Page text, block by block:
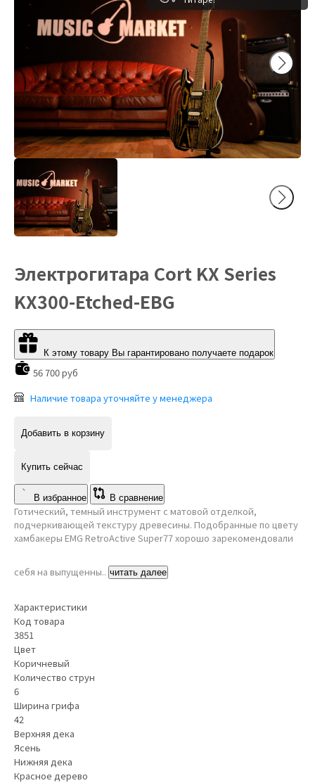
Электрогитара Cort KX Series
KX300-Etched-EBG
К этому товару Вы гарантировано получаете подарок
56 700 руб
Наличие товара уточняйте у менеджера
Добавить в корзину
Купить сейчас
В избранное В сравнение
Готический, темный инструмент с матовой отделкой,
подчеркивающей текстуру древесины. Подобранные по цвету
хамбакеры EMG RetroActive Super77 хорошо зарекомендовали
себя на выпущенны.. читать далее
Характеристики
Код товара
3851
Цвет
Коричневый
Количество струн
6
Ширина грифа
42
Верхняя дека
Ясень
Нижняя дека
Красное дерево